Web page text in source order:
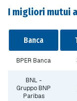
I migliori mutui
Banca
BPER Banca
BNL -
Gruppo BNP
Paribas